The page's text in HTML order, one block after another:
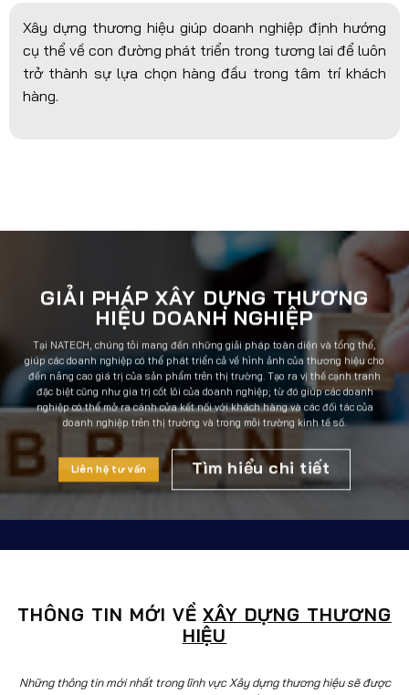
Xây dựng thương hiệu giúp doanh nghiệp định hướng
cụ thể về con đường phát triển trong tương lai để luôn
trở thành sự lựa chọn hàng đầu trong tâm trí khách
hàng.
GIẢI PHÁP XÂY DỰNG THƯƠNG
HIỆU DOANH NGHIỆP
Tại NATECH, chúng tôi mang đến những giải pháp toàn diện và tổng thể,
giúp các doanh nghiệp có thể phát triển cả về hình ảnh của thương hiệu cho
đến nâng cao giá trị của sản phẩm trên thị trường. Tạo ra vị thế cạnh tranh
đặc biệt cũng như gia trị cốt lõi của doanh nghiệp; từ đó giúp các doanh
nghiệp có thể mở ra cánh cửa kết nối với khách hàng và các đối tác của
doanh nghiệp trên thị trường và trong môi trường kinh tế số.
Liên hệ tư vấn Tìm hiểu chi tiết
THÔNG TIN MỚI VỀXÂY DỰNG THƯƠNG
HIỆU
Những thông tin mới nhất trong lĩnh vực Xây dựng thương hiệu sẽ được